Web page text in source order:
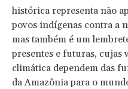
histórica representa não
povos indígenas contra a
mas também é um
presentes e futuras, cujas
climática dependem das
da Amazônia para o